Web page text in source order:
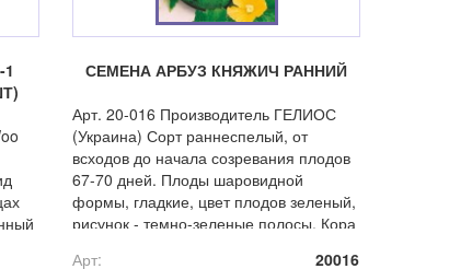
СЕМЕНА АРБУЗ КНЯЖИЧ РАННИЙ
Арт. 20-016 Производитель ГЕЛИОС
(Украина) Сорт раннеспелый, от
всходов до начала созревания плодов
67-70 дней. Плоды шаровидной
формы, гладкие, цвет плодов зеленый,
рисунок - темно-зеленые полосы. Кора
Арт:
20016